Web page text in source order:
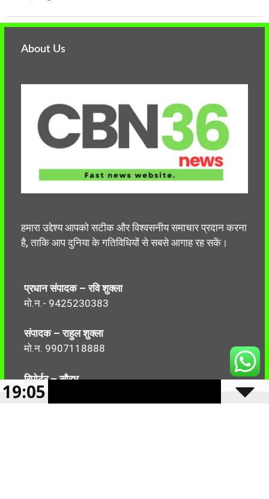
About Us
हमारा उद्देश्य आपको सटीक और विश्वसनीय समाचार प्रदान करना
है, ताकि आप दुनिया के गतिविधियों से सबसे आगाह रह सकें।
प्रधान संपादक – रवि शुक्ला
मो.न.- 9425230383
संपादक – राहुल शुक्ला
मो.न. 9907118888
रिपोर्टर – सौरभ
मो.न.-7499999906
19:05